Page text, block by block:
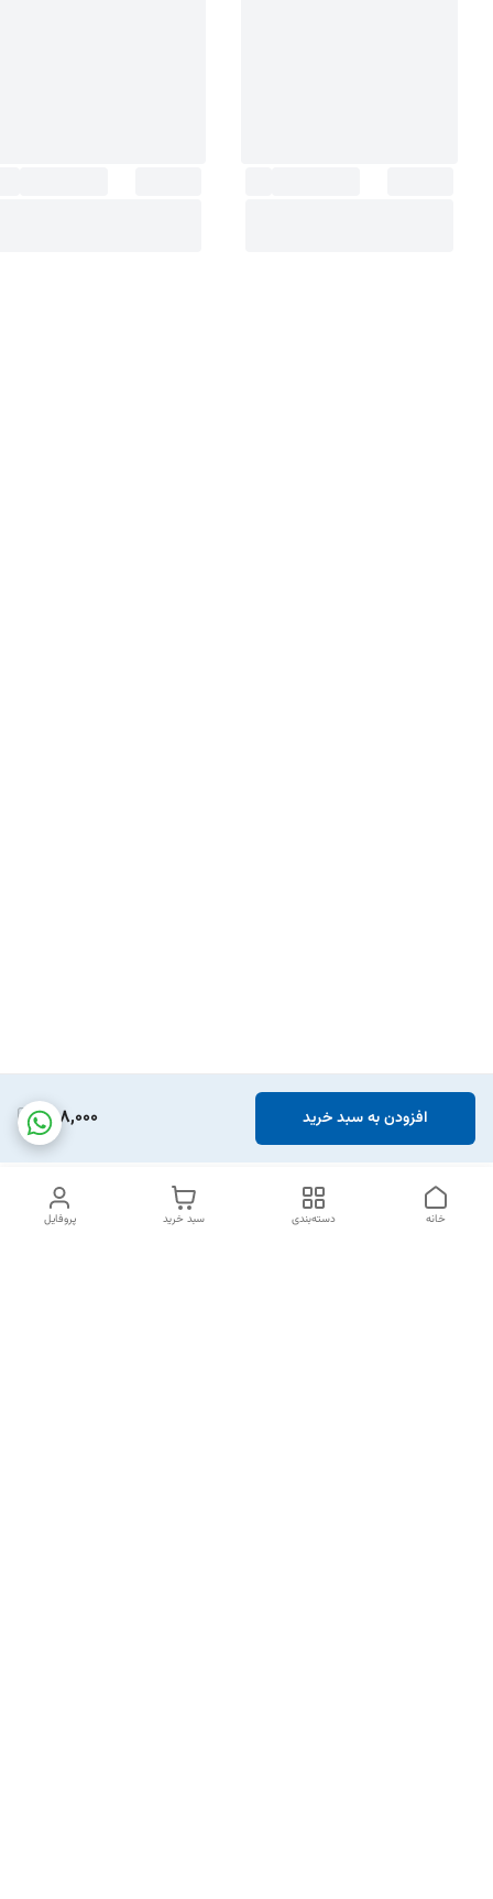
868,000 افزودن به سبد خرید
پروفایل سبد خرید دسته‌بندی خانه